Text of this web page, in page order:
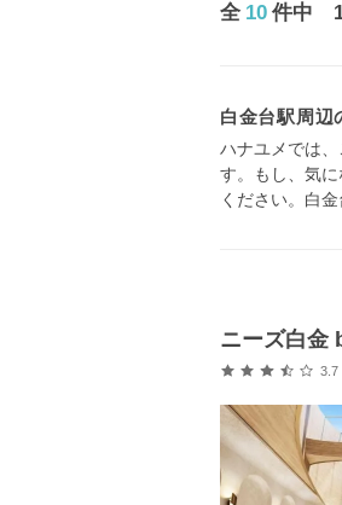
全 10 件中 1
白金台駅周辺
ハナユメでは
す。もし、気
ください。白
ニーズ白金
口
3.7